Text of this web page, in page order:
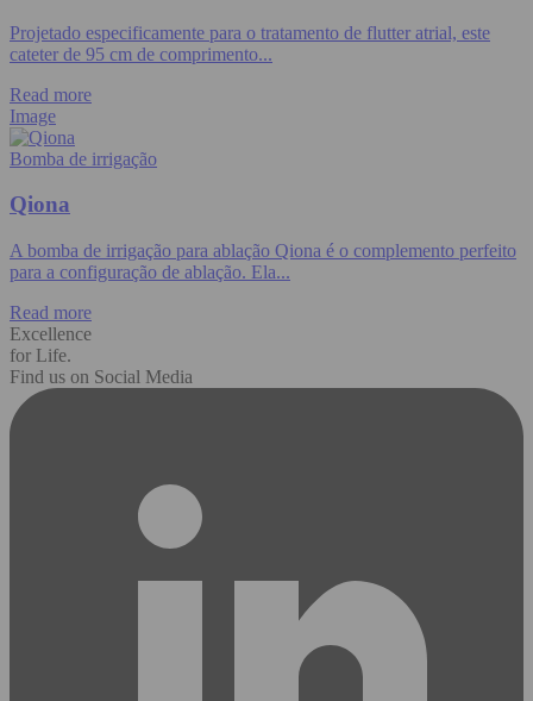
Projetado especificamente para o tratamento de flutter atrial, este
cateter de 95 cm de comprimento...
Read more
Image
Bomba de irrigação
Qiona
A bomba de irrigação para ablação Qiona é o complemento perfeito
para a configuração de ablação. Ela...
Read more
Excellence
for Life.
Find us on Social Media